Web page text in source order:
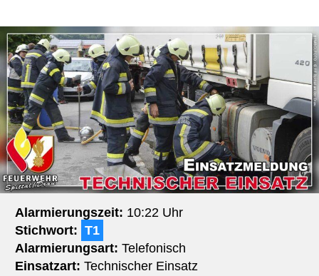
Alarmierungszeit: 10:22 Uhr
Stichwort: T1
Alarmierungsart: Telefonisch
Einsatzart: Technischer Einsatz